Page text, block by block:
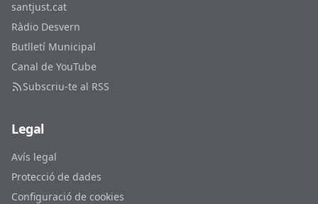
santjust.cat
Ràdio Desvern
Butlletí Municipal
Canal de YouTube
Subscriu-te al RSS
Legal
Avís legal
Protecció de dades
Configuració de cookies